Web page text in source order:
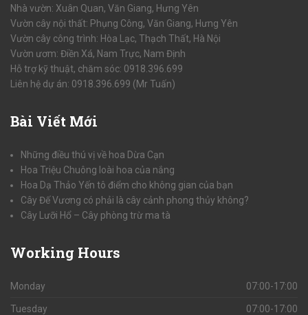
Nhà vườn: Xuân Quan, Văn Giang, Hưng Yên
Vườn cây nội thất: Phụng Công, Văn Giang, Hưng Yên
Vườn cây công trình: Hòa Lạc, Thạch Thất, Hà Nội
Vườn ươm: Điền Xá, Nam Trực, Nam Định
Hỗ trợ kỹ thuật, chăm sóc: 0918.396.699
Liên hệ dự án: 0918.396.699 (Mr Tuấn)
Bài Viết Mới
Những điều thú vị về hoa Dừa Cạn
Hoa Triệu Chuông loài hoa của nắng
Hoa Dạ Thảo Yến tô điểm cho không gian của bạn
Cây Đế Vương có phải là cây cảnh phong thủy không?
Cây Lưỡi Hổ – Cây phòng trừ ma tà
Working Hours
Monday 07:00-17:00
Tuesday 07:00-17:00